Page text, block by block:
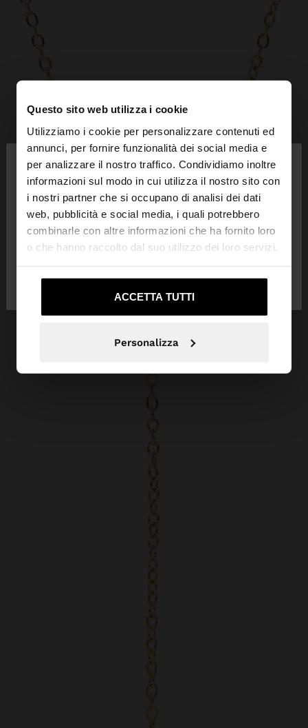
Questo sito web utilizza i cookie
Utilizziamo i cookie per personalizzare contenuti ed
annunci, per fornire funzionalità dei social media e
per analizzare il nostro traffico. Condividiamo inoltre
informazioni sul modo in cui utilizza il nostro sito con
i nostri partner che si occupano di analisi dei dati
web, pubblicità e social media, i quali potrebbero
combinarle con altre informazioni che ha fornito loro
o che hanno raccolto dal suo utilizzo dei loro servizi.
ACCETTA TUTTI
Personalizza
ciao ×
Stai accedendo al sito da Svizzera. Vuoi navigare
sul nostro sito United States?